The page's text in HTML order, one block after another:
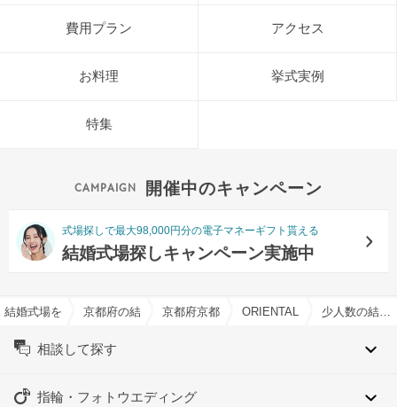
費用プラン アクセス
お料理 挙式実例
特集
開催中のキャンペーン
式場探しで最大98,000円分の電子マネーギフト貰える
結婚式場探しキャンペーン実施中
結婚式場を探すならハナユメ
京都府の結婚式場一覧京都府京都市の結婚式場一覧
ORIENTAL KYOTO 少人数の結婚式特集
相談して探す
指輪・フォトウエディング